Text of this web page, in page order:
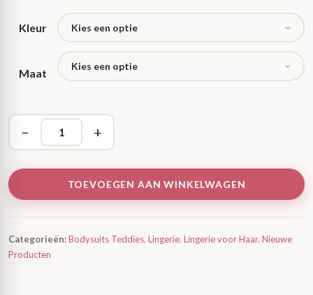
Kleur
Maat
− +
TOEVOEGEN AAN WINKELWAGEN
Categorieën:Bodysuits Teddies, Lingerie, Lingerie voor Haar, Nieuwe
Producten